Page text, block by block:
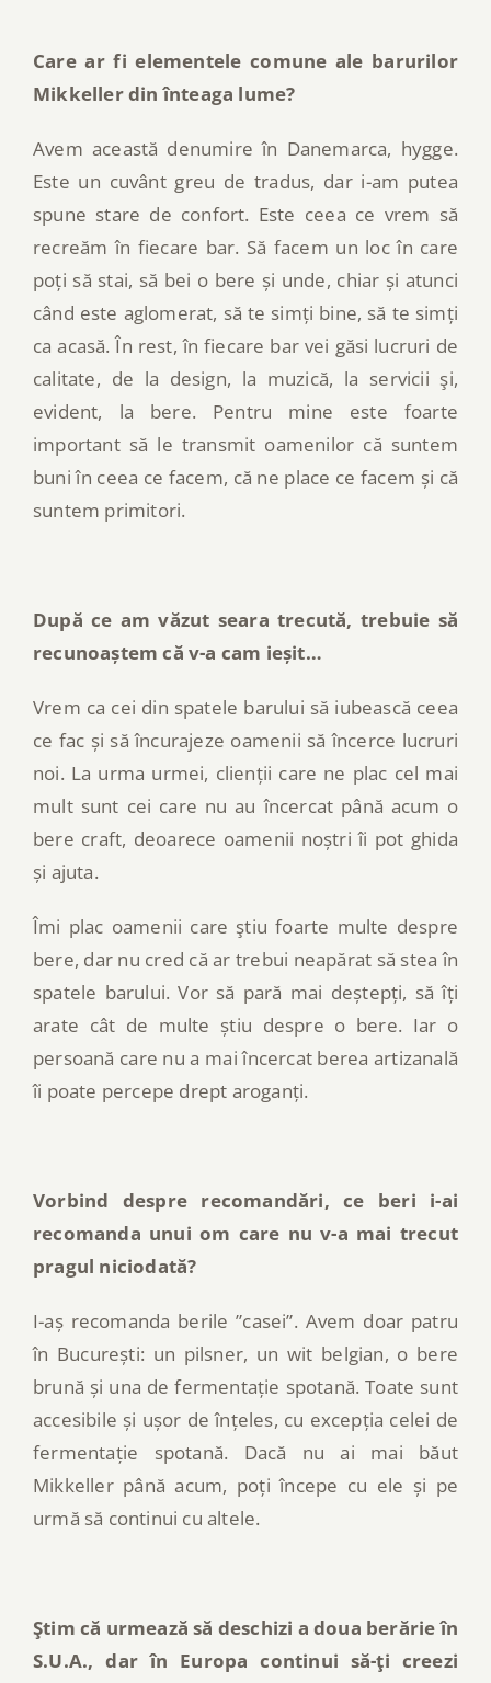
Care ar fi elementele comune ale barurilor
Mikkeller din înteaga lume?
Avem această denumire în Danemarca, hygge.
Este un cuvânt greu de tradus, dar i-am putea
spune stare de confort. Este ceea ce vrem să
recreăm în fiecare bar. Să facem un loc în care
poți să stai, să bei o bere și unde, chiar și atunci
când este aglomerat, să te simți bine, să te simți
ca acasă. În rest, în fiecare bar vei găsi lucruri de
calitate, de la design, la muzică, la servicii şi,
evident, la bere. Pentru mine este foarte
important să le transmit oamenilor că suntem
buni în ceea ce facem, că ne place ce facem și că
suntem primitori.
După ce am văzut seara trecută, trebuie să
recunoaștem că v-a cam ieșit…
Vrem ca cei din spatele barului să iubească ceea
ce fac și să încurajeze oamenii să încerce lucruri
noi. La urma urmei, clienții care ne plac cel mai
mult sunt cei care nu au încercat până acum o
bere craft, deoarece oamenii noștri îi pot ghida
și ajuta.
Îmi plac oamenii care ştiu foarte multe despre
bere, dar nu cred că ar trebui neapărat să stea în
spatele barului. Vor să pară mai deștepți, să îți
arate cât de multe știu despre o bere. Iar o
persoană care nu a mai încercat berea artizanală
îi poate percepe drept aroganți.
Vorbind despre recomandări, ce beri i-ai
recomanda unui om care nu v-a mai trecut
pragul niciodată?
I-aș recomanda berile ”casei”. Avem doar patru
în București: un pilsner, un wit belgian, o bere
brună și una de fermentație spotană. Toate sunt
accesibile și ușor de înțeles, cu excepția celei de
fermentație spotană. Dacă nu ai mai băut
Mikkeller până acum, poți începe cu ele și pe
urmă să continui cu altele.
Ştim că urmează să deschizi a doua berărie în
S.U.A., dar în Europa continui să-ţi creezi